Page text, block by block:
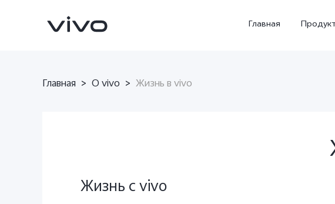
Главная
V70 5G
Главная > О vivo > Жизнь в vivo
Жизнь c vivo